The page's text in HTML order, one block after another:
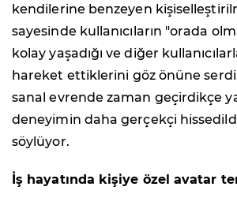
kendilerine benzeyen
sayesinde kullanıcıların "orada
kolay yaşadığı ve diğer
hareket ettiklerini göz önüne
sanal evrende zaman geçirdikçe
deneyimin daha gerçekçi
söylüyor.
İş hayatında kişiye özel avatar